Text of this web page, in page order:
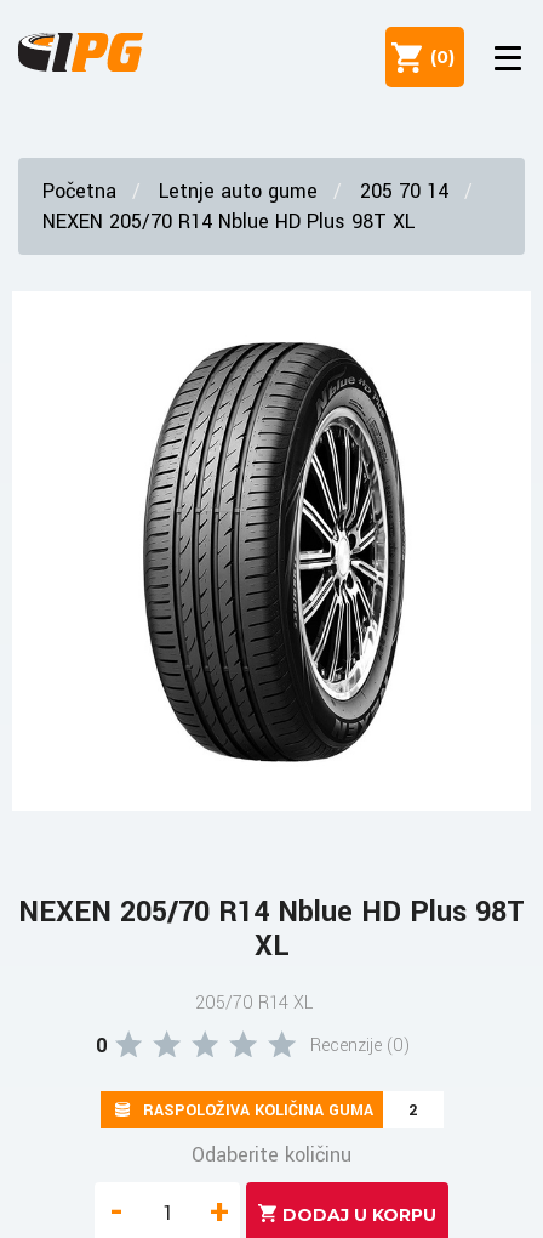
(0)
Početna Letnje auto gume
205 70 14
NEXEN 205/70 R14 Nblue HD Plus 98T XL
NEXEN 205/70 R14 Nblue HD Plus 98T
XL
205/70 R14 XL
0 Recenzije (0)
RASPOLOŽIVA KOLIČINA GUMA 2
Odaberite količinu
- +